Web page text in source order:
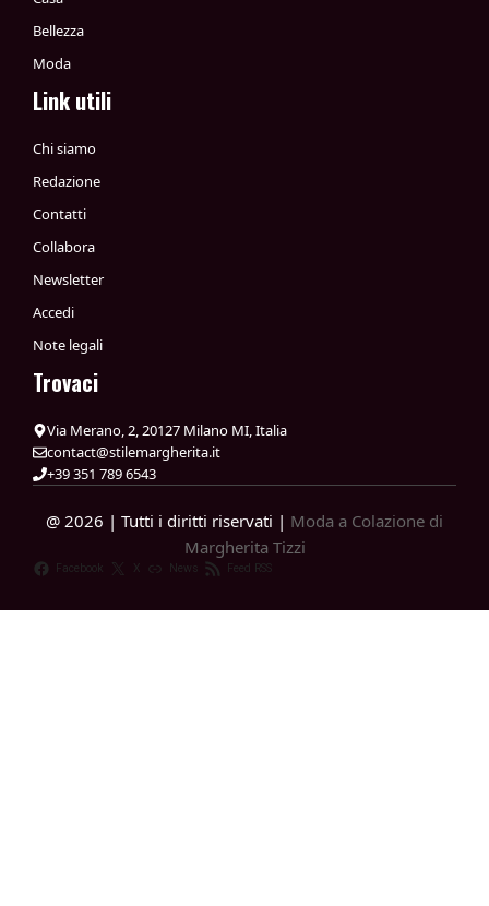
Bellezza
Moda
Link utili
Chi siamo
Redazione
Contatti
Collabora
Newsletter
Accedi
Note legali
Trovaci
Via Merano, 2, 20127 Milano MI, Italia
contact@stilemargherita.it
+39 351 789 6543
@ 2026 | Tutti i diritti riservati | Moda a Colazione di
Margherita Tizzi
Facebook X News Feed RSS